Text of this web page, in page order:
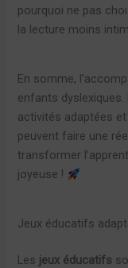
pourquoi ne pas
la lecture moins
En somme,
enfants
activités adaptées
peuvent faire une
transformer
joyeuse !
Jeux éducatifs
Les jeux éducatifs